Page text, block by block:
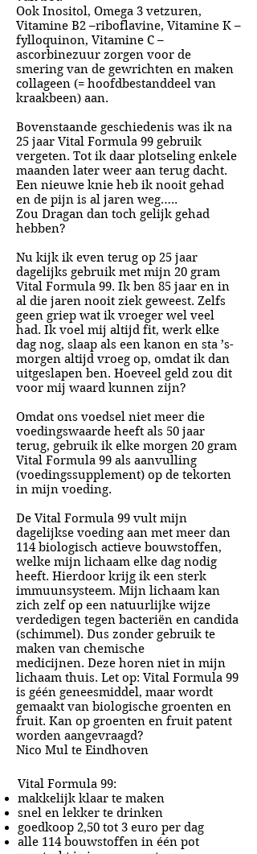
Ook Inositol, Omega 3 vetzuren,
Vitamine B2 –riboflavine, Vitamine K –
fylloquinon, Vitamine C –
ascorbinezuur zorgen voor de
smering van de gewrichten en maken
collageen (= hoofdbestanddeel van
kraakbeen) aan.
Bovenstaande geschiedenis was ik na
25 jaar Vital Formula 99 gebruik
vergeten. Tot ik daar plotseling enkele
maanden later weer aan terug dacht.
Een nieuwe knie heb ik nooit gehad
en de pijn is al jaren weg…..
Zou Dragan dan toch gelijk gehad
hebben?
Nu kijk ik even terug op 25 jaar
dagelijks gebruik met mijn 20 gram
Vital Formula 99. Ik ben 85 jaar en in
al die jaren nooit ziek geweest. Zelfs
geen griep wat ik vroeger wel veel
had. Ik voel mij altijd fit, werk elke
dag nog, slaap als een kanon en sta ’s-
morgen altijd vroeg op, omdat ik dan
uitgeslapen ben. Hoeveel geld zou dit
voor mij waard kunnen zijn?
Omdat ons voedsel niet meer die
voedingswaarde heeft als 50 jaar
terug, gebruik ik elke morgen 20 gram
Vital Formula 99 als aanvulling
(voedingssupplement) op de tekorten
in mijn voeding.
De Vital Formula 99 vult mijn
dagelijkse voeding aan met meer dan
114 biologisch actieve bouwstoffen,
welke mijn lichaam elke dag nodig
heeft. Hierdoor krijg ik een sterk
immuunsysteem. Mijn lichaam kan
zich zelf op een natuurlijke wijze
verdedigen tegen bacteriën en candida
(schimmel). Dus zonder gebruik te
maken van chemische
medicijnen. Deze horen niet in mijn
lichaam thuis. Let op: Vital Formula 99
is géén geneesmiddel, maar wordt
gemaakt van biologische groenten en
fruit. Kan op groenten en fruit patent
worden aangevraagd?
Nico Mul te Eindhoven
Vital Formula 99:
makkelijk klaar te maken
snel en lekker te drinken
goedkoop 2,50 tot 3 euro per dag
alle 114 bouwstoffen in één pot